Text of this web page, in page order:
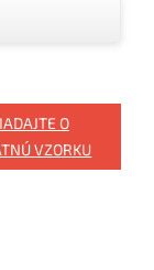
O
VZORKU